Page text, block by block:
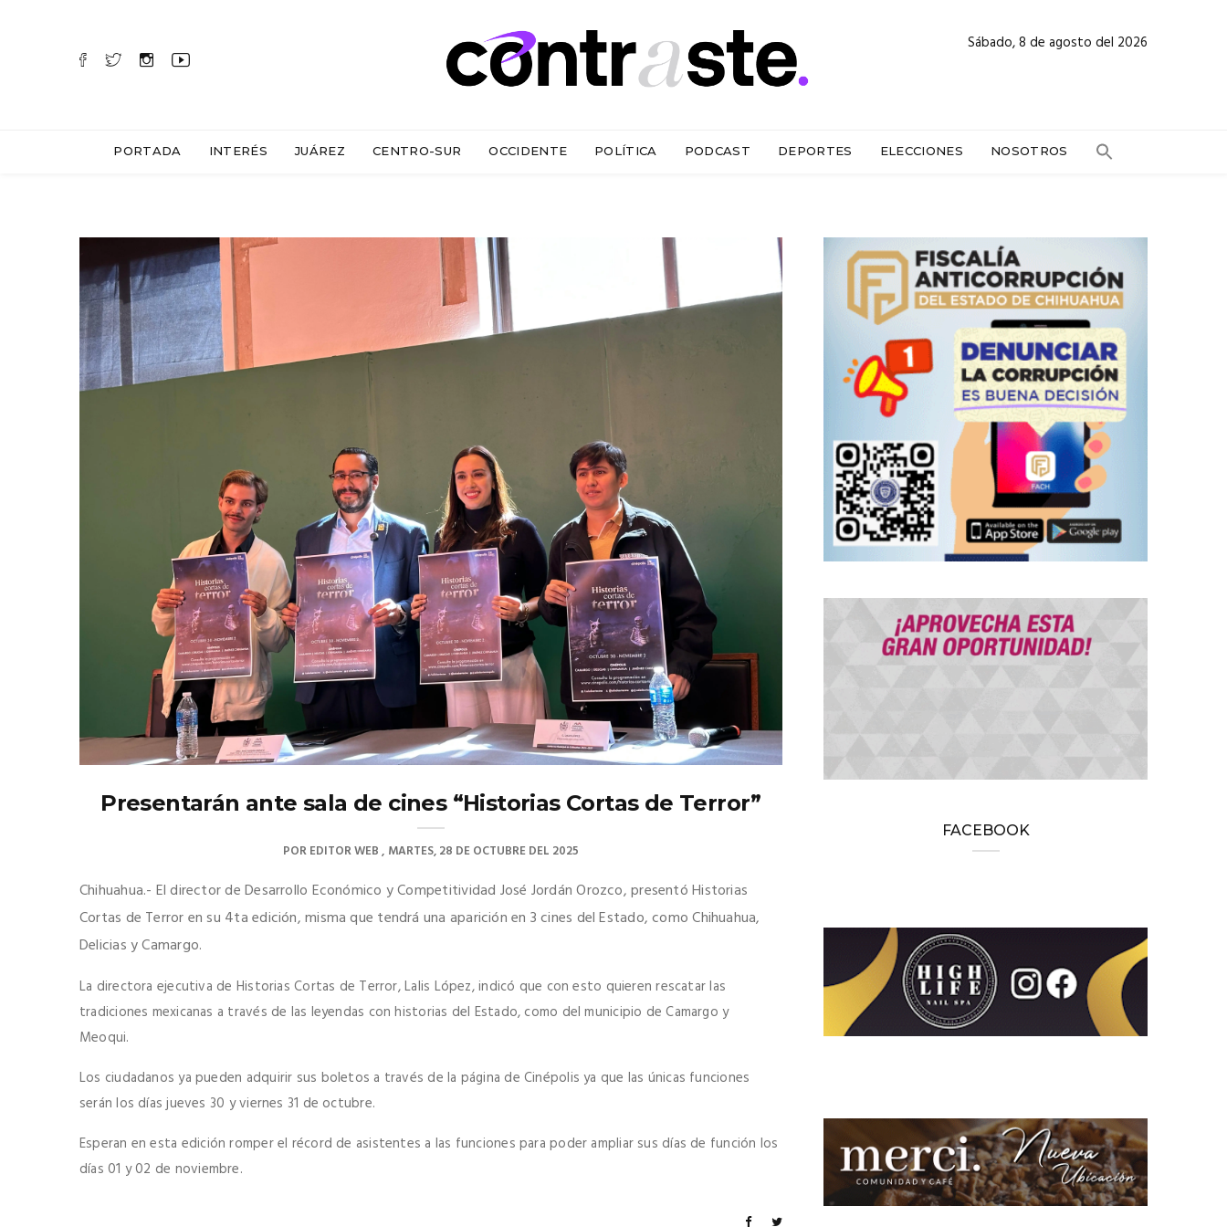
Sábado, 8 de agosto del 2026
PORTADA INTERÉS JUÁREZ CENTRO-SUR OCCIDENTE POLÍTICA PODCAST DEPORTES ELECCIONES NOSOTROS
Presentarán ante sala de cines “Historias Cortas de Terror”
POREDITOR WEB MARTES, 28 DE OCTUBRE DEL 2025
Chihuahua.- El director de Desarrollo Económico y Competitividad José Jordán Orozco, presentó Historias
Cortas de Terror en su 4ta edición, misma que tendrá una aparición en 3 cines del Estado, como Chihuahua,
Delicias y Camargo.
La directora ejecutiva de Historias Cortas de Terror, Lalis López, indicó que con esto quieren rescatar las
tradiciones mexicanas a través de las leyendas con historias del Estado, como del municipio de Camargo y
Meoqui.
Los ciudadanos ya pueden adquirir sus boletos a través de la página de Cinépolis ya que las únicas funciones
serán los días jueves 30 y viernes 31 de octubre.
Esperan en esta edición romper el récord de asistentes a las funciones para poder ampliar sus días de función los
días 01 y 02 de noviembre.
FACEBOOK